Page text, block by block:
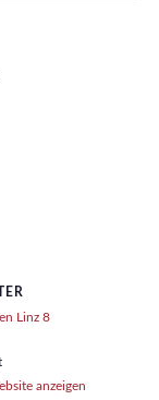
Linz 8
anzeigen